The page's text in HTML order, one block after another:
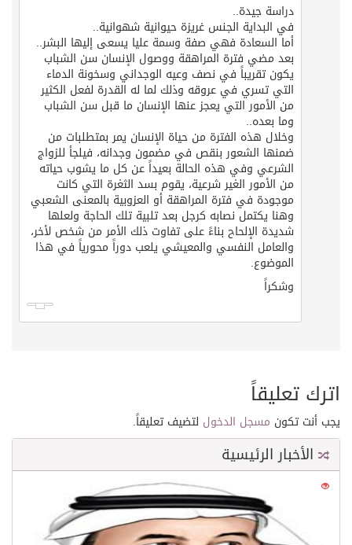
دراسة جيدة..
في البداية الجنس غريزة حيوانية شهوانية..
أما السعادة فهي صفة وسمة عليا يسعى إليها البشر..
بعد مضي فترة المراهقة ووصول الإنسان سن الشباب
يكون تقريباً في نصف وعيه الوجداني وسخونة الدماء
التي تسري في عروقه وذلك لما له القدرة لفعل الكثير
من الأمور التي يعجز عنها الإنسان ما قبل سن الشباب
وما بعده..
وخلال هذه الفترة من حياة الإنسان يمر بمتطلبات من
ضمنها الشعور بنقص في مضمون وجدانه، فيلجأ للزواج
الشرعي وفي هذه الحالة بعيداً عن كل ما يشوب حياته
من الأمور الغير شرعية، يقوم بسد الثغرة التي كانت
موجودة في فترة المراهقة أو العزوبية بالمعنى الشعبي
وهنا يكتمل نصابه كرجل بعد تلبية تلك الحاجة ولعلها
شديدة الإلحاح بناءً على تفاوت ذلك الأمر من شخص لأخر،
والعامل النفسي والمعيشي يلعب دوراً محورياً في هذا
الموضوع.
وشكراً
اترك تعليقاً
يجب أنت تكون مسجل الدخول لتضيف تعليقاً.
الأخبار الرئيسية
21621